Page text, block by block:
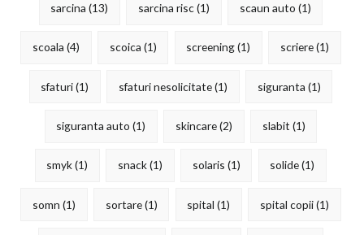
sarcina (13) sarcina risc(1) scaun auto (1)
scoala (4) scoica (1) screening(1) scriere(1)
sfaturi(1) sfaturi nesolicitate(1) siguranta (1)
siguranta auto (1) skincare(2) slabit (1)
smyk(1) snack(1) solaris (1) solide(1)
somn (1) sortare(1) spital (1) spital copii(1)